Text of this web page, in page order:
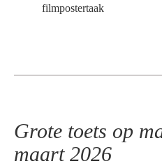
filmpostertaak
Grote toets op
maart 2026